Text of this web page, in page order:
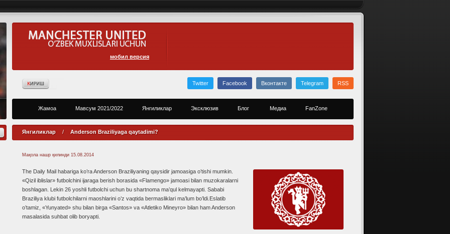
мобил версия
Twitter Facebook Вконтакте Telegram RSS
Жамоа Мавсум 2021/2022 Янгиликлар Эксклюзив Блог Медиа FanZone
Янгиликлар / Anderson Braziliyaga qaytadimi?
Мақола нашр қилинди 15.08.2014
The Daily Mail habariga ko’ra Anderson Braziliyaning qaysidir jamoasiga o’tishi mumkin.
«Qizil iblislar» futbolchini ijaraga berish borasida «Flamengo» jamoasi bilan muzokaralarni
boshlagan. Lekin 26 yoshli futbolchi uchun bu shartnoma ma’qul kelmayapti. Sababi
Braziliya klubi futbolchilarni maoshlarini o’z vaqtida bermasliklari ma’lum bo’ldi.Eslatib
o’tamiz, «Yunyated» shu bilan birga «Santos» va «Atletiko Mineyro» bilan ham Anderson
masalasida suhbat olib boryapti.